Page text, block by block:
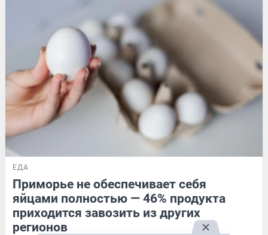
ЕДА
Приморье не обеспечивает себя
яйцами полностью — 46% продукта
приходится завозить из других
регионов